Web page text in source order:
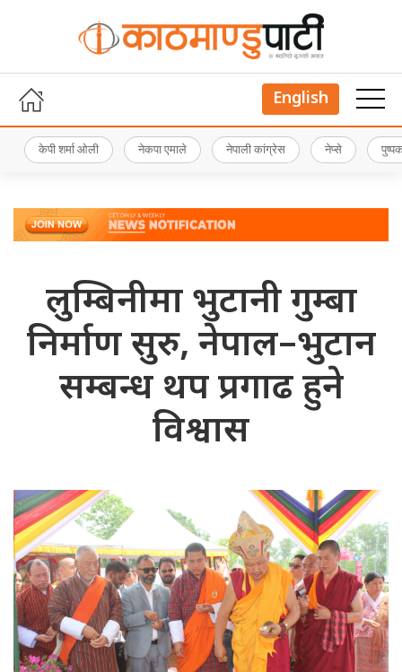
English
केपी शर्मा ओली नेकपा एमाले नेपाली कांग्रेस नेप्से
लुम्बिनीमा भुटानी गुम्बा
निर्माण सुरु, नेपाल–भुटान
सम्बन्ध थप प्रगाढ हुने
विश्वास